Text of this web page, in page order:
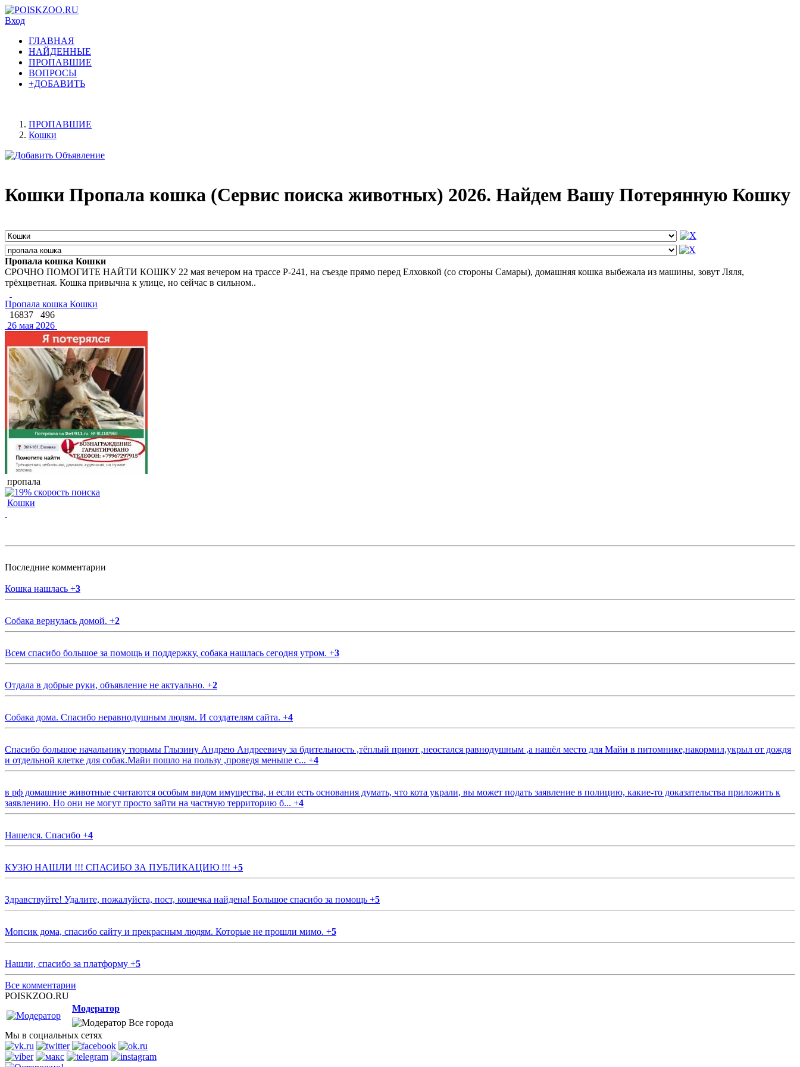
Вход
ГЛАВНАЯ
НАЙДЕННЫЕ
ПРОПАВШИЕ
ВОПРОСЫ
+ДОБАВИТЬ
ПРОПАВШИЕ
Кошки
Кошки Пропала кошка (Сервис поиска животных) 2026. Найдем Вашу Потерянную Кошку
Пропала кошка Кошки
СРОЧНО ПОМОГИТЕ НАЙТИ КОШКУ 22 мая вечером на трассе Р-241, на съезде прямо перед Елховкой (со стороны Самары), домашняя кошка выбежала из машины, зовут Ляля,
трёхцветная. Кошка привычна к улице, но сейчас в сильном..
Пропала кошка Кошки
16837
496
26 мая 2026
пропала
Кошки
Последние комментарии
Кошка нашлась +3
Собака вернулась домой. +2
Всем спасибо большое за помощь и поддержку, собака нашлась сегодня утром. +3
Отдала в добрые руки, объявление не актуально. +2
Собака дома. Спасибо неравнодушным людям. И создателям сайта. +4
Спасибо большое начальнику тюрьмы Глызину Андрею Андреевичу за бдительность ,тёплый приют ,неостался равнодушным ,а нашёл место для Майи в питомнике,накормил,укрыл от дождя
и отдельной клетке для собак.Майи пошло на пользу ,проведя меньше с... +4
в рф домашние животные считаются особым видом имущества, и если есть основания думать, что кота украли, вы может подать заявление в полицию, какие-то доказательства приложить к
заявлению. Но они не могут просто зайти на частную территорию б... +4
Нашелся. Спасибо +4
КУЗЮ НАШЛИ !!! СПАСИБО ЗА ПУБЛИКАЦИЮ !!! +5
Здравствуйте! Удалите, пожалуйста, пост, кошечка найдена! Большое спасибо за помощь +5
Мопсик дома, спасибо сайту и прекрасным людям. Которые не прошли мимо. +5
Нашли, спасибо за платформу +5
Все комментарии
POISKZOO.RU
Модератор
Все города
Мы в социальных сетях